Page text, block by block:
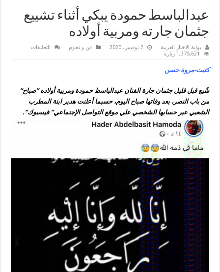
عبدالباسط حمودة يبكي أثناء تشييع
جثمان جارته ومربية أولاده
بوابة الاخبار العربية 2 نوفمبر، 2020 فن و نجوم التعليقات
جارته
أولاده
مغلقة
1,375,621 زيارة
كتبت-مروة حسن
شُيع قبل قليل جثمان جارة الفنان عبدالباسط حمودة ومربية أولاده ”صباح“
من باب النصر، بعد وفاتها صباح اليوم، حسبما أعلنت هدير ابنة المطرب
الشعبي عبر حسابها الشخصي علي موقع التواصل الإجتماعي” فيسبوك“.